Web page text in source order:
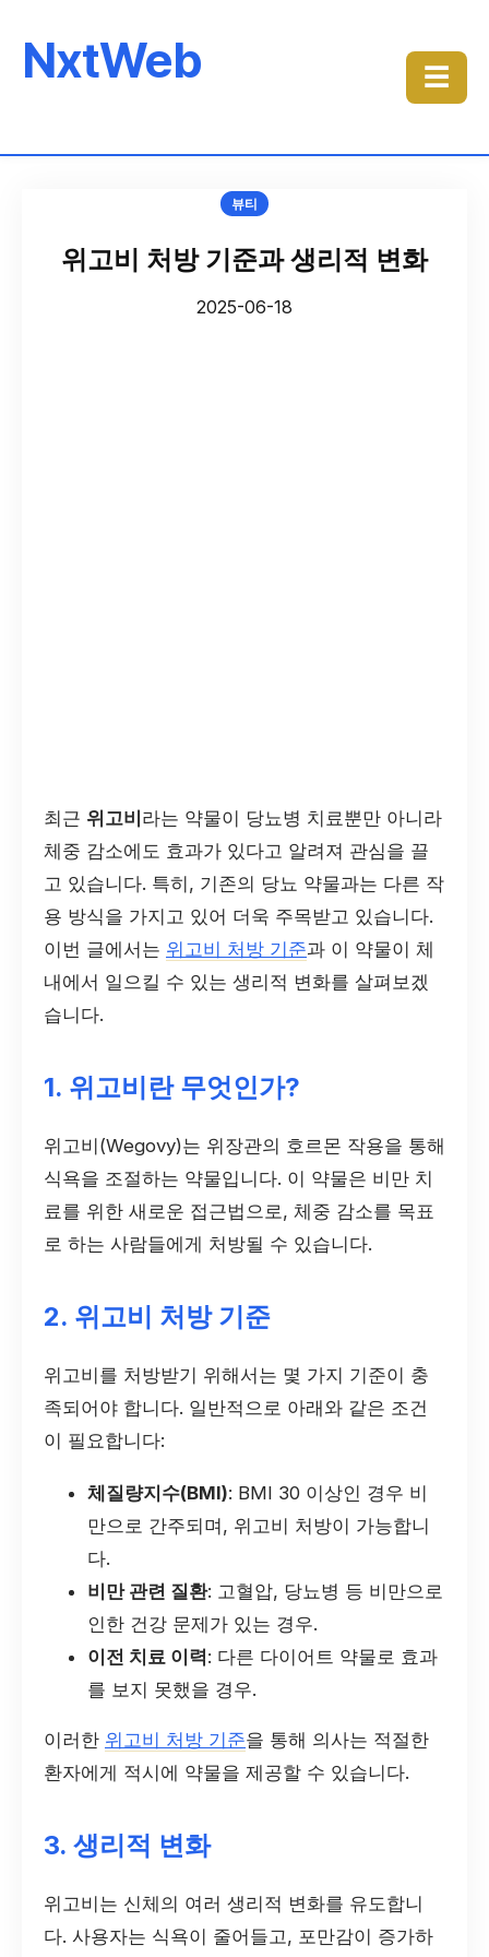
NxtWeb ☰
뷰티
위고비 처방 기준과 생리적 변화
2025-06-18
최근 위고비 라는 약물이 당뇨병 치료뿐만 아니라
체중 감소에도 효과가 있다고 알려져 관심을 끌
고 있습니다. 특히, 기존의 당뇨 약물과는 다른 작
용 방식을 가지고 있어 더욱 주목받고 있습니다.
이번 글에서는 위고비 처방 기준과 이 약물이 체
내에서 일으킬 수 있는 생리적 변화를 살펴보겠
습니다.
1. 위고비란 무엇인가?
위고비(Wegovy)는 위장관의 호르몬 작용을 통해
식욕을 조절하는 약물입니다. 이 약물은 비만 치
료를 위한 새로운 접근법으로, 체중 감소를 목표
로 하는 사람들에게 처방될 수 있습니다.
2. 위고비 처방 기준
위고비를 처방받기 위해서는 몇 가지 기준이 충
족되어야 합니다. 일반적으로 아래와 같은 조건
이 필요합니다:
체질량지수(BMI): BMI 30 이상인 경우 비
만으로 간주되며, 위고비 처방이 가능합니
다.
비만 관련 질환: 고혈압, 당뇨병 등 비만으로
인한 건강 문제가 있는 경우.
이전 치료 이력: 다른 다이어트 약물로 효과
를 보지 못했을 경우.
이러한 위고비 처방 기준을 통해 의사는 적절한
환자에게 적시에 약물을 제공할 수 있습니다.
3. 생리적 변화
위고비는 신체의 여러 생리적 변화를 유도합니
다. 사용자는 식욕이 줄어들고, 포만감이 증가하